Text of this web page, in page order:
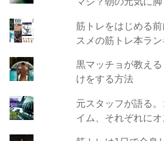
筋トレをはじめる
スメの筋トレ本ラ
黒マッチョが教え
けをする方法
元スタッフが語る
イム、それぞれに